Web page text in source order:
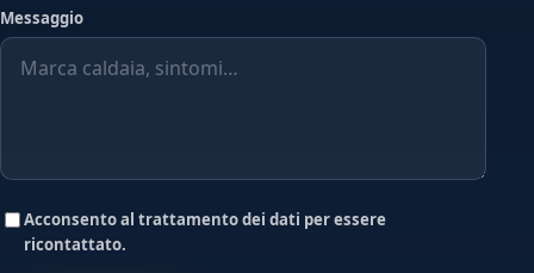
Messaggio
Acconsento al trattamento dei dati per essere
ricontattato.